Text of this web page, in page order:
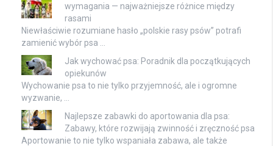
wymagania — najważniejsze różnice między
rasami
Niewłaściwie rozumiane hasło „polskie rasy psów” potrafi
zamienić wybór psa …
Jak wychować psa: Poradnik dla początkujących
opiekunów
Wychowanie psa to nie tylko przyjemność, ale i ogromne
wyzwanie, …
Najlepsze zabawki do aportowania dla psa:
Zabawy, które rozwijają zwinność i zręczność psa
Aportowanie to nie tylko wspaniała zabawa, ale także